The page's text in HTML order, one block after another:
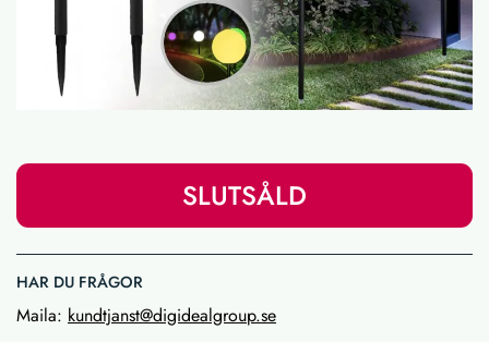
SLUTSÅLD
HAR DU FRÅGOR
Maila: kundtjanst@digidealgroup.se